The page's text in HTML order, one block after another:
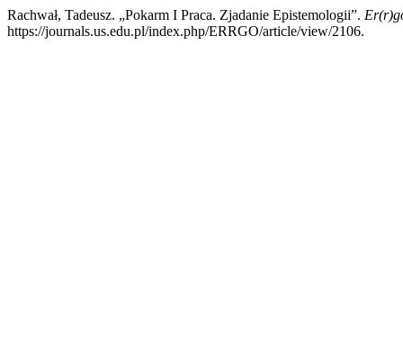
Rachwał, Tadeusz. „Pokarm I Praca. Zjadanie Epistemologii”.
https://journals.us.edu.pl/index.php/ERRGO/article/view/2106.